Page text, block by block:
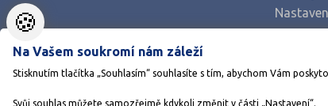
🍪
Na Vašem soukromí nám záleží
Stisknutím tlačítka „Souhlasím“ souhlasíte s tím, abychom Vám
Svůj souhlas můžete samozřejmě kdykoli změnit v části „Nastavení“.